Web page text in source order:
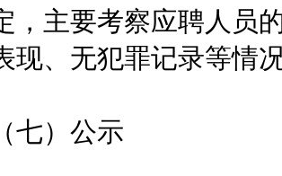
，主要考察应聘人员
现、无犯罪记录等情
）公示